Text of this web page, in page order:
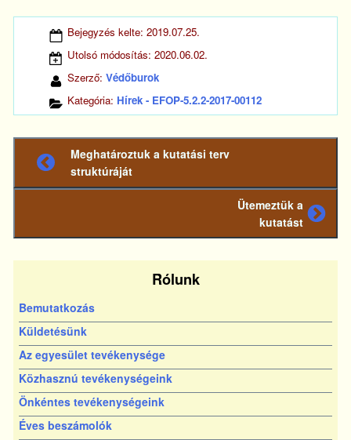
Bejegyzés kelte:2019.07.25.
Utolsó módosítás:2020.06.02.
Szerző:Védőburok
Kategória: Hírek - EFOP-5.2.2-2017-00112
Előző
bejegyzés
Meghatároztuk a kutatási terv
struktúráját
bejegyzés
Ütemeztük a
kutatást
Rólunk
Bemutatkozás
Küldetésünk
Az egyesület tevékenysége
Közhasznú tevékenységeink
Önkéntes tevékenységeink
Éves beszámolók